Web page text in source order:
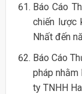
Báo Cáo
chiến lược
Nhất đến
Báo Cáo
pháp
ty TNHH